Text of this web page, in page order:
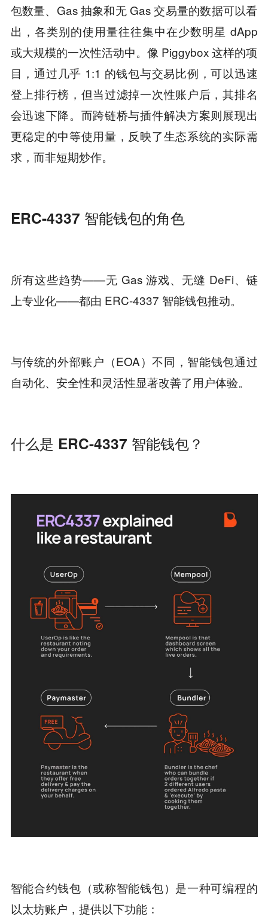
包数量、Gas 抽象和无 Gas 交易量的数据可以看
出，各类别的使用量往往集中在少数明星 dApp
或大规模的一次性活动中。像 Piggybox 这样的项
目，通过几乎 1:1 的钱包与交易比例，可以迅速
登上排行榜，但当过滤掉一次性账户后，其排名
会迅速下降。而跨链桥与插件解决方案则展现出
更稳定的中等使用量，反映了生态系统的实际需
求，而非短期炒作。
ERC-4337 智能钱包的角色
所有这些趋势——无 Gas 游戏、无缝 DeFi、链
上专业化——都由 ERC-4337 智能钱包推动。
与传统的外部账户（EOA）不同，智能钱包通过
自动化、安全性和灵活性显著改善了用户体验。
什么是 ERC-4337 智能钱包？
智能合约钱包（或称智能钱包）是一种可编程的
以太坊账户，提供以下功能：